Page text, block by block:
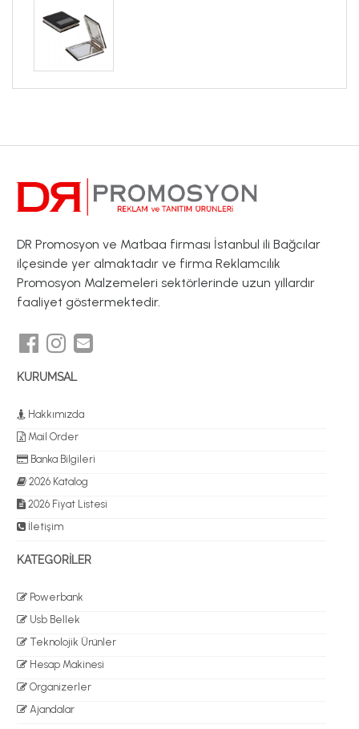
DR Promosyon ve Matbaa firması İstanbul ili Bağcılar
ilçesinde yer almaktadır ve firma Reklamcılık
Promosyon Malzemeleri sektörlerinde uzun yıllardır
faaliyet göstermektedir.
KURUMSAL
Hakkımızda
Mail Order
Banka Bilgileri
2026 Katalog
2026 Fiyat Listesi
İletişim
KATEGORİLER
Powerbank
Usb Bellek
Teknolojik Ürünler
Hesap Makinesi
Organizerler
Ajandalar